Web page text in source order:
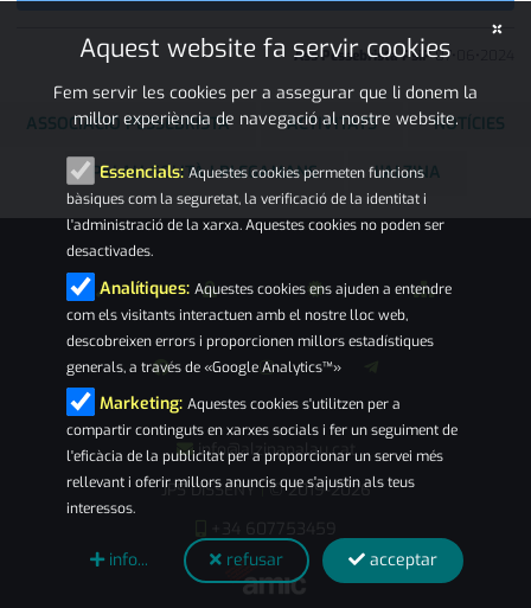
Ass Pessebrista PsiP07
ASSOCIACIÓ PESSEBRISTA ACTIVITATS NOTÍCIES
PALAU-SOLITÀ I PLEGAMANS L'ALZINA
info@alzinapalau.cat
JPS DISSENY|© 2019-2026
×
Aquest website fa servir cookies
Fem servir les cookies per a assegurar que li donem la
millor experiència de navegació al nostre website.
Essencials: Aquestes cookies permeten funcions
bàsiques com la seguretat, la verificació de la identitat i
l'administració de la xarxa. Aquestes cookies no poden ser
desactivades.
Analítiques: Aquestes cookies ens ajuden a entendre
com els visitants interactuen amb el nostre lloc web,
descobreixen errors i proporcionen millors estadístiques
generals, a través de «Google Analytics™»
Marketing: Aquestes cookies s'utilitzen per a
compartir continguts en xarxes socials i fer un seguiment de
l'eficàcia de la publicitat per a proporcionar un servei més
rellevant i oferir millors anuncis que s'ajustin als teus
interessos.
info... refusar acceptar